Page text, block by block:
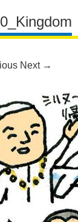
Next →